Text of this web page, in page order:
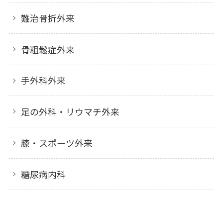
難治骨折外来
骨粗鬆症外来
手外科外来
足の外科・リウマチ外来
膝・スポーツ外来
糖尿病内科